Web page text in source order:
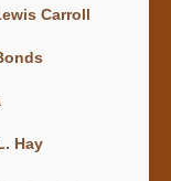
Carroll
Hay